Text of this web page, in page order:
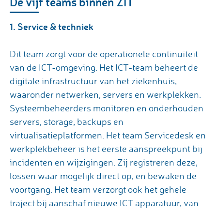
1. Service & techniek
Dit team zorgt voor de operationele continuïteit
van de ICT-omgeving. Het ICT-team beheert de
digitale infrastructuur van het ziekenhuis,
waaronder netwerken, servers en werkplekken.
Systeembeheerders monitoren en onderhouden
servers, storage, backups en
virtualisatieplatformen. Het team Servicedesk en
werkplekbeheer is het eerste aanspreekpunt bij
incidenten en wijzigingen. Zij registreren deze,
lossen waar mogelijk direct op, en bewaken de
voortgang. Het team verzorgt ook het gehele
traject bij aanschaf nieuwe ICT apparatuur, van